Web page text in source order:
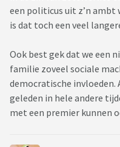
een politicus uit z’n ambt
is dat toch een veel
Ook best gek dat we een
familie zoveel sociale
democratische
geleden in hele andere
met een premier kunnen